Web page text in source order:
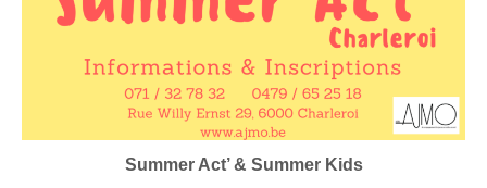
Summer Act’ & Summer Kids